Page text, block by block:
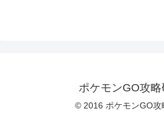
ポケモンGO攻
© 2016 ポケモンGO攻